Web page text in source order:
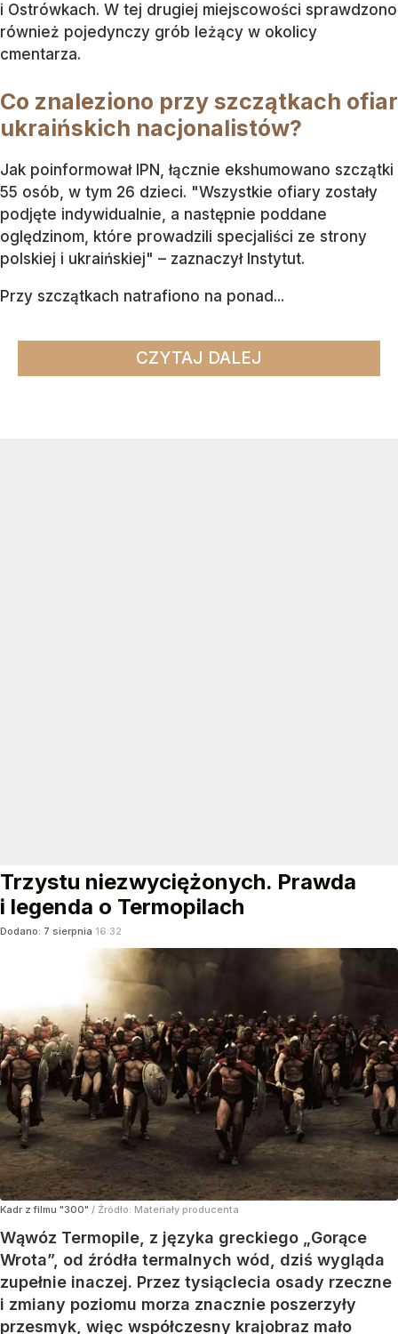
i Ostrówkach. W tej drugiej miejscowości sprawdzono
również pojedynczy grób leżący w okolicy
cmentarza.
Co znaleziono przy szczątkach ofiar
ukraińskich nacjonalistów?
Jak poinformował IPN, łącznie ekshumowano szczątki
55 osób, w tym 26 dzieci. "Wszystkie ofiary zostały
podjęte indywidualnie, a następnie poddane
oględzinom, które prowadzili specjaliści ze strony
polskiej i ukraińskiej" – zaznaczył Instytut.
Przy szczątkach natrafiono na ponad...
CZYTAJ DALEJ
Trzystu niezwyciężonych. Prawda
i legenda o Termopilach
Dodano: 7 sierpnia 16:32
Kadr z filmu "300" / Źródło: Materiały producenta
Wąwóz Termopile, z języka greckiego „Gorące
Wrota”, od źródła termalnych wód, dziś wygląda
zupełnie inaczej. Przez tysiąclecia osady rzeczne
i zmiany poziomu morza znacznie poszerzyły
przesmyk, więc współczesny krajobraz mało